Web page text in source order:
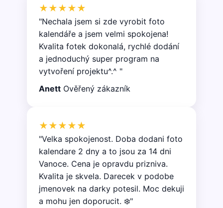
★★★★★
"Nechala jsem si zde vyrobit foto
kalendáře a jsem velmi spokojena!
Kvalita fotek dokonalá, rychlé dodání
a jednoduchý super program na
vytvoření projektu^.^ "
Anett Ověřený zákazník
★★★★★
"Velka spokojenost. Doba dodani foto
kalendare 2 dny a to jsou za 14 dni
Vanoce. Cena je opravdu prizniva.
Kvalita je skvela. Darecek v podobe
jmenovek na darky potesil. Moc dekuji
a mohu jen doporucit. ❄️"